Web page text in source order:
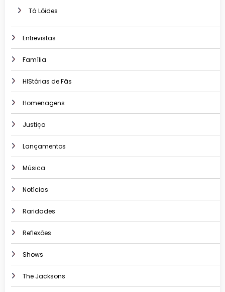
Tá Lóides
Entrevistas
Família
HIStórias de Fãs
Homenagens
Justiça
Lançamentos
Música
Notícias
Raridades
Reflexões
Shows
The Jacksons